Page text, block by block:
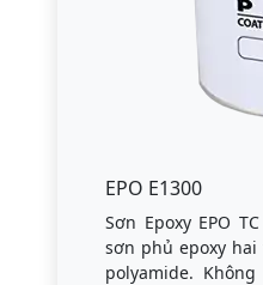
EPO E1300
Sơn Epoxy EPO
sơn phủ epoxy
polyamide.